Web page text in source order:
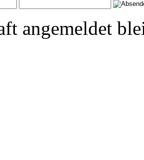
angemeldet